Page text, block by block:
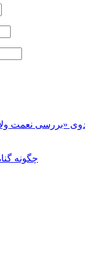
چگونه